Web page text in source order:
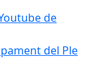
de
del Ple